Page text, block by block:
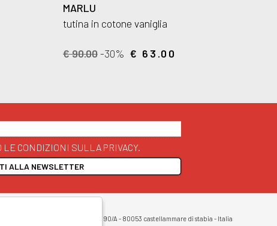
MARLU
tutina in cotone vaniglia
€ 90.00-30% € 63.00
LE CONDIZIONI SULLA PRIVACY.
ALLA NEWSLETTER
Legale: Corso Vittorio Emanuele 90/A - 80053 castellammare di stabia - Italia